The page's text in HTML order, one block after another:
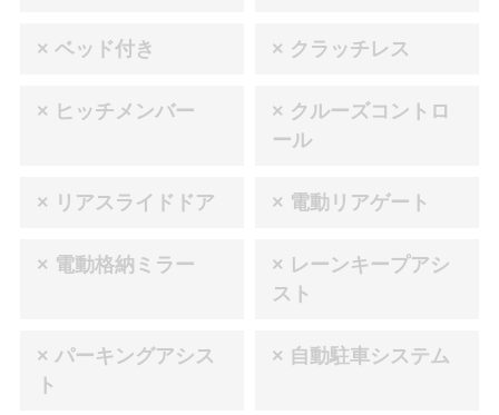
× ベッド付き × クラッチレス
× ヒッチメンバー
× クルーズコントロ
ール
× リアスライドドア × 電動リアゲート
× 電動格納ミラー
× レーンキープアシ
スト
× パーキングアシス
ト
× 自動駐車システム